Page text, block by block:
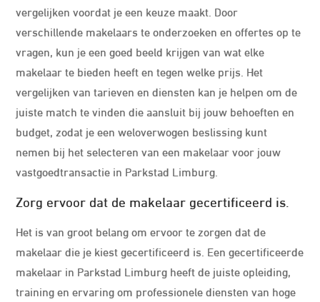
vergelijken voordat je een keuze maakt. Door
verschillende makelaars te onderzoeken en offertes op te
vragen, kun je een goed beeld krijgen van wat elke
makelaar te bieden heeft en tegen welke prijs. Het
vergelijken van tarieven en diensten kan je helpen om de
juiste match te vinden die aansluit bij jouw behoeften en
budget, zodat je een weloverwogen beslissing kunt
nemen bij het selecteren van een makelaar voor jouw
vastgoedtransactie in Parkstad Limburg.
Zorg ervoor dat de makelaar gecertificeerd is.
Het is van groot belang om ervoor te zorgen dat de
makelaar die je kiest gecertificeerd is. Een gecertificeerde
makelaar in Parkstad Limburg heeft de juiste opleiding,
training en ervaring om professionele diensten van hoge